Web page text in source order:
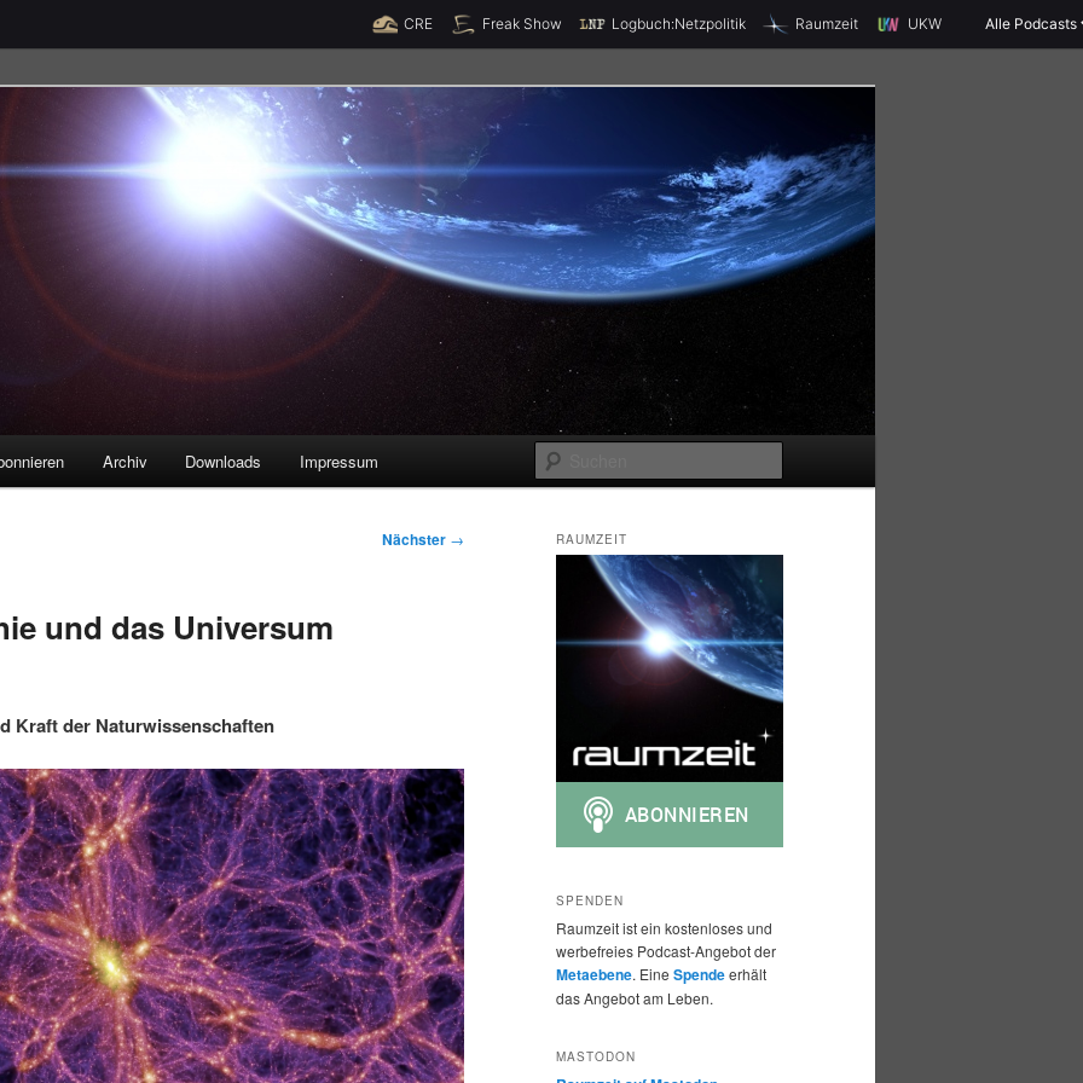
Spende jetzt!
CRE Freak Show Logbuch:Netzpolitik Raumzeit UKW Alle Podcasts
u
Archiv Downloads Impressum
Nächster →
und das Universum
Kraft der Naturwissenschaften
RAUMZEIT
SPENDEN
Raumzeit ist ein kostenloses und
werbefreies Podcast-Angebot der
Metaebene. Eine Spendeerhält
das Angebot am Leben.
MASTODON